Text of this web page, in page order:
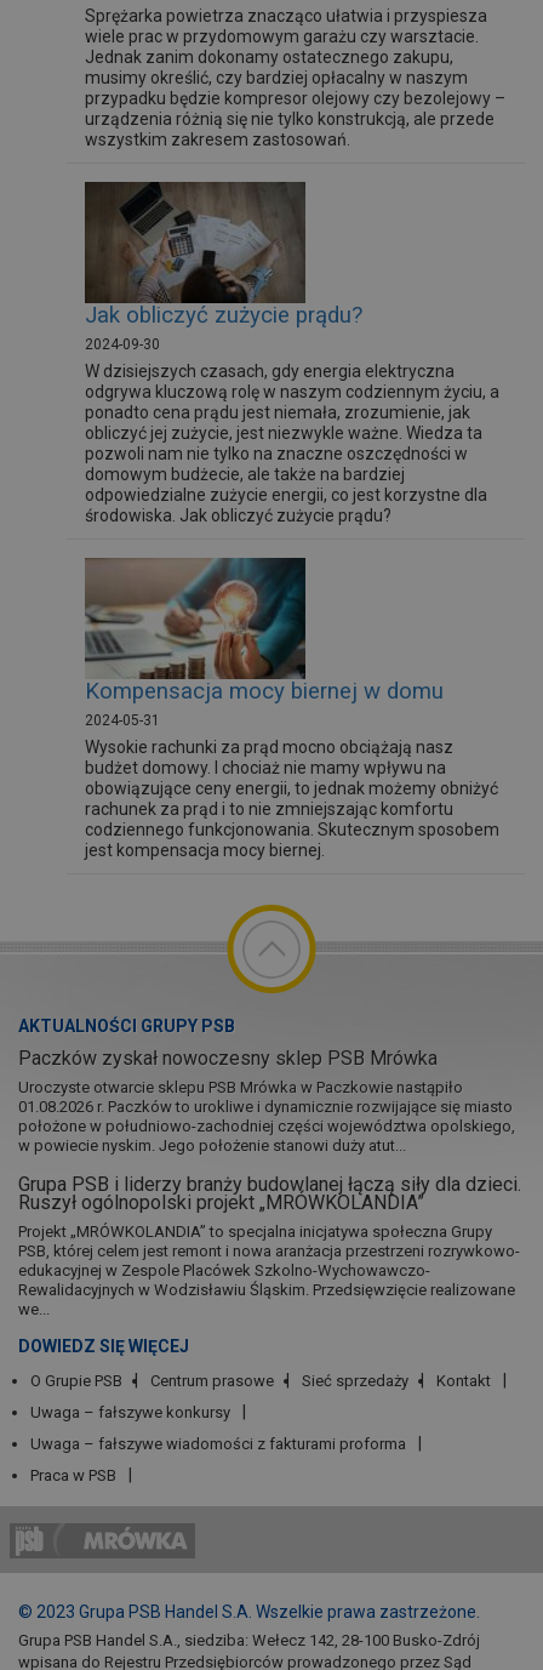
Sprężarka powietrza znacząco ułatwia i przyspiesza
wiele prac w przydomowym garażu czy warsztacie.
Jednak zanim dokonamy ostatecznego zakupu,
musimy określić, czy bardziej opłacalny w naszym
przypadku będzie kompresor olejowy czy bezolejowy –
urządzenia różnią się nie tylko konstrukcją, ale przede
wszystkim zakresem zastosowań.
Jak obliczyć zużycie prądu?
2024-09-30
W dzisiejszych czasach, gdy energia elektryczna
odgrywa kluczową rolę w naszym codziennym życiu, a
ponadto cena prądu jest niemała, zrozumienie, jak
obliczyć jej zużycie, jest niezwykle ważne. Wiedza ta
pozwoli nam nie tylko na znaczne oszczędności w
domowym budżecie, ale także na bardziej
odpowiedzialne zużycie energii, co jest korzystne dla
środowiska. Jak obliczyć zużycie prądu?
Kompensacja mocy biernej w domu
2024-05-31
Wysokie rachunki za prąd mocno obciążają nasz
budżet domowy. I chociaż nie mamy wpływu na
obowiązujące ceny energii, to jednak możemy obniżyć
rachunek za prąd i to nie zmniejszając komfortu
codziennego funkcjonowania. Skutecznym sposobem
jest kompensacja mocy biernej.
AKTUALNOŚCI GRUPY PSB
Paczków zyskał nowoczesny sklep PSB Mrówka
Uroczyste otwarcie sklepu PSB Mrówka w Paczkowie nastąpiło
01.08.2026 r. Paczków to urokliwe i dynamicznie rozwijające się miasto
położone w południowo-zachodniej części województwa opolskiego,
w powiecie nyskim. Jego położenie stanowi duży atut...
Grupa PSB i liderzy branży budowlanej łączą siły dla dzieci.
Ruszył ogólnopolski projekt „MRÓWKOLANDIA”
Projekt „MRÓWKOLANDIA” to specjalna inicjatywa społeczna Grupy
PSB, której celem jest remont i nowa aranżacja przestrzeni rozrywkowo-
edukacyjnej w Zespole Placówek Szkolno-Wychowawczo-
Rewalidacyjnych w Wodzisławiu Śląskim. Przedsięwzięcie realizowane
we...
DOWIEDZ SIĘ WIĘCEJ
O Grupie PSB Centrum prasowe Sieć sprzedaży
Kontakt
Uwaga – fałszywe konkursy
Uwaga – fałszywe wiadomości z fakturami proforma
Praca w PSB
© 2023 Grupa PSB Handel S.A. Wszelkie prawa zastrzeżone.
Grupa PSB Handel S.A., siedziba: Wełecz 142, 28-100 Busko-Zdrój
wpisana do Rejestru Przedsiębiorców prowadzonego przez Sąd